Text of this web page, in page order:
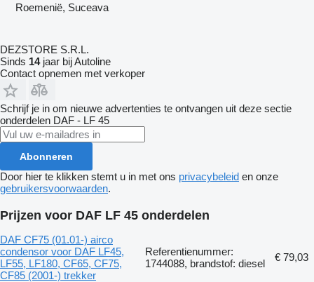
Roemenië, Suceava
DEZSTORE S.R.L.
Sinds 14jaar bij Autoline
Contact opnemen met verkoper
Schrijf je in om nieuwe advertenties te ontvangen uit deze sectie
onderdelen DAF - LF 45
Abonneren
Door hier te klikken stemt u in met ons privacybeleid en onze
gebruikersvoorwaarden.
Prijzen voor DAF LF 45 onderdelen
DAF CF75 (01.01-) airco
condensor voor DAF LF45,
LF55, LF180, CF65, CF75,
CF85 (2001-) trekker
Referentienummer:
1744088, brandstof: diesel
€ 79,03